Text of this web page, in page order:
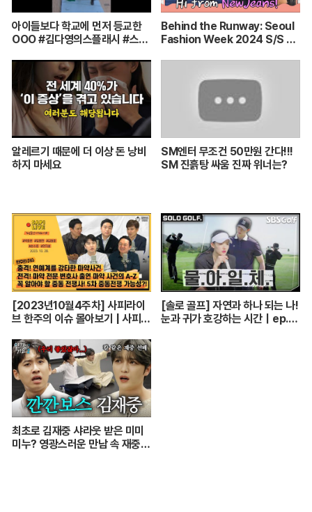
아이들보다 학교에 먼저 등교한
OOO #김다영의스플래시 #스브
Behind the Runway: Seoul
Fashion Week 2024 S/S Up
알레르기 때문에 더 이상 돈 낭비
하지 마세요
SM엔터 무조건 50만원 간다!!!
SM 진흙탕 싸움 진짜 위너는?
[2023년10월4주차] 사피라이
브 한주의 이슈 몰아보기 | 사피라
[솔로 골프] 자연과 하나 되는 나!
눈과 귀가 호강하는 시간｜ep.1-
최초로 김재중 샤라웃 받은 미미
미누? 영광스러운 만남 속 재중